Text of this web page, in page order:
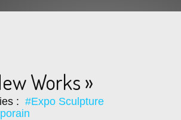
Works »
: #Expo Sculpture